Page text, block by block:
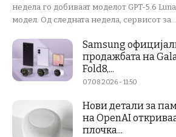
недела го добиваат моделот GPT-5.6
модел. Од следната недела, сервисот за...
Samsung
продажбата на
Fold8,...
07.08.2026 - 11:50
Нови детали за
на OpenAI
плочка...